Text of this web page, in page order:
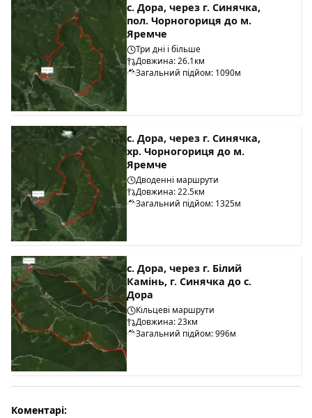
с. Дора, через г. Синячка,
пол. Чорногориця до м.
Яремче
Три дні і більше
Довжина: 26.1км
Загальний підйом: 1090м
с. Дора, через г. Синячка,
хр. Чорногориця до м.
Яремче
Дводенні маршрути
Довжина: 22.5км
Загальний підйом: 1325м
с. Дора, через г. Білий
Камінь, г. Синячка до с.
Дора
Кільцеві маршрути
Довжина: 23км
Загальний підйом: 996м
Коментарі: